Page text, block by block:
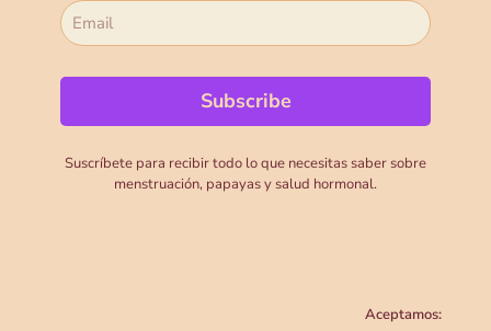
Suscríbete para recibir todo lo que necesitas saber sobre
menstruación, papayas y salud hormonal.
Aceptamos: